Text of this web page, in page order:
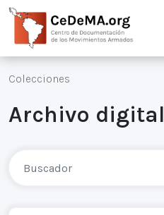
Colecciones
Archivo digital